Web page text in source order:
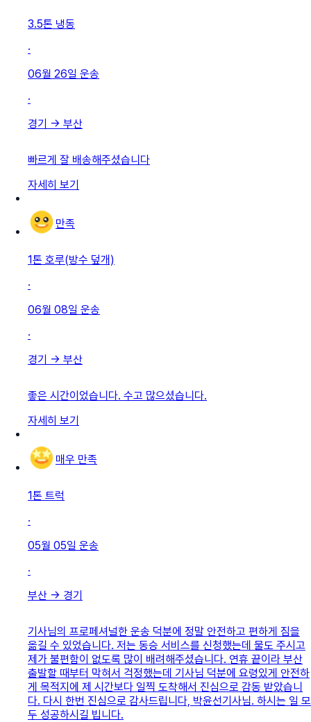
3.5톤 냉동
·
06월 26일 운송
·
경기 → 부산
빠르게 잘 배송해주셨습니다
자세히 보기
만족
1톤 호루(방수 덮개)
·
06월 08일 운송
·
경기 → 부산
좋은 시간이었습니다. 수고 많으셨습니다.
자세히 보기
매우 만족
1톤 트럭
·
05월 05일 운송
·
부산 → 경기
기사님의 프로페셔널한 운송 덕분에 정말 안전하고 편하게 짐을
옮길 수 있었습니다. 저는 동승 서비스를 신청했는데 물도 주시고
제가 불편함이 없도록 많이 배려해주셨습니다. 연휴 끝이라 부산
출발할 때부터 막혀서 걱정했는데 기사님 덕분에 요령있게 안전하
게 목적지에 제 시간보다 일찍 도착해서 진심으로 감동 받았습니
다. 다시 한번 진심으로 감사드립니다, 박윤선기사님. 하시는 일 모
두 성공하시길 빕니다.